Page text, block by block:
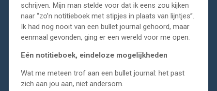
schrijven. Mijn man stelde voor dat ik eens zou kijken
naar “zo’n notitieboek met stipjes in plaats van lijntjes”.
Ik had nog nooit van een bullet journal gehoord, maar
eenmaal gevonden, ging er een wereld voor me open.
Eén notitieboek, eindeloze mogelijkheden
Wat me meteen trof aan een bullet journal: het past
zich aan jou aan, niet andersom.